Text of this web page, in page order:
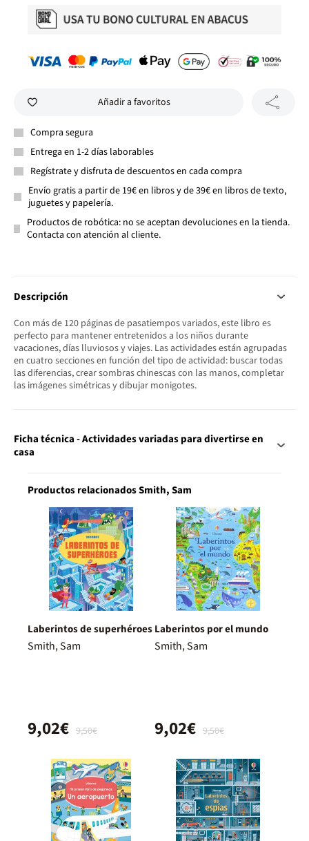
Añadir a favoritos
Compra segura
Entrega en 1-2 días laborables
Regístrate y disfruta de descuentos en cada compra
Envío gratis a partir de 19€ en libros y de 39€ en libros de texto,
juguetes y papelería.
Productos de robótica: no se aceptan devoluciones en la tienda.
Contacta con atención al cliente.
Descripción
Con más de 120 páginas de pasatiempos variados, este libro es
perfecto para mantener entretenidos a los niños durante
vacaciones, días lluviosos y viajes. Las actividades están agrupadas
en cuatro secciones en función del tipo de actividad: buscar todas
las diferencias, crear sombras chinescas con las manos, completar
las imágenes simétricas y dibujar monigotes.
Ficha técnica - Actividades variadas para divertirse en
casa
Productos relacionados Smith, Sam
Laberintos de superhéroes
Smith, Sam
9,50€
9,02€
Laberintos por el mundo
Smith, Sam
9,50€
9,02€